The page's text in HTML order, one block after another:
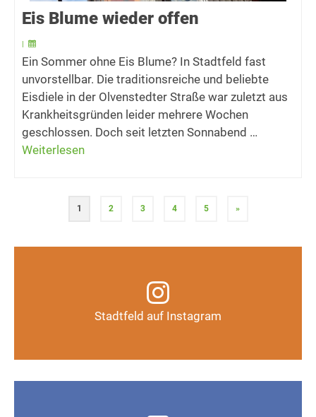
Eis Blume wieder offen
|
Ein Sommer ohne Eis Blume? In Stadtfeld fast
unvorstellbar. Die traditionsreiche und beliebte
Eisdiele in der Olvenstedter Straße war zuletzt aus
Krankheitsgründen leider mehrere Wochen
geschlossen. Doch seit letzten Sonnabend …
Weiterlesen
1 2 3 4 5 »
Stadtfeld auf Instagram
Instagram-Kanal
Auf Instagram folgen